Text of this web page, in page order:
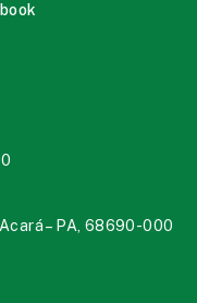
– PA, 68690-000